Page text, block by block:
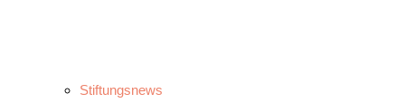
Stiftungsnews